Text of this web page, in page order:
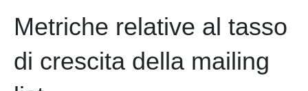
Metriche relative al tasso
di crescita della mailing